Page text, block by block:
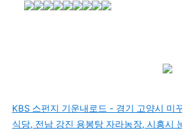
KBS 스펀지 기운내로드 - 경기 고양시 미
식당, 전남 강진 용봉탕 자라농장, 시흥시